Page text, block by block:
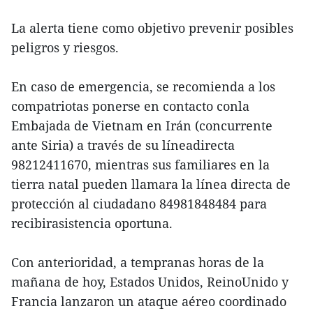
La alerta tiene como objetivo prevenir posibles
peligros y riesgos.
En caso de emergencia, se recomienda a los
compatriotas ponerse en contacto conla
Embajada de Vietnam en Irán (concurrente
ante Siria) a través de su líneadirecta
98212411670, mientras sus familiares en la
tierra natal pueden llamara la línea directa de
protección al ciudadano 84981848484 para
recibirasistencia oportuna.
Con anterioridad, a tempranas horas de la
mañana de hoy, Estados Unidos, ReinoUnido y
Francia lanzaron un ataque aéreo coordinado